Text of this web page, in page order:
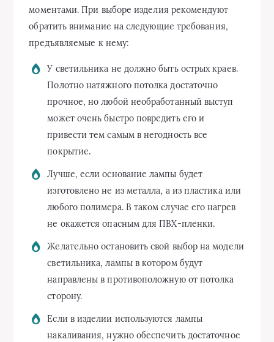
моментами. При выборе изделия рекомендуют
обратить внимание на следующие требования,
предъявляемые к нему:
У светильника не должно быть острых краев.
Полотно натяжного потолка достаточно
прочное, но любой необработанный выступ
может очень быстро повредить его и
привести тем самым в негодность все
покрытие.
Лучше, если основание лампы будет
изготовлено не из металла, а из пластика или
любого полимера. В таком случае его нагрев
не окажется опасным для ПВХ-пленки.
Желательно остановить свой выбор на модели
светильника, лампы в котором будут
направлены в противоположную от потолка
сторону.
Если в изделии используются лампы
накаливания, нужно обеспечить достаточное